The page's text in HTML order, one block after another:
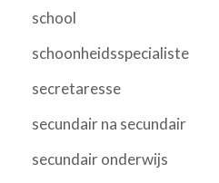
school
schoonheidsspecialiste
secretaresse
secundair na secundair
secundair onderwijs